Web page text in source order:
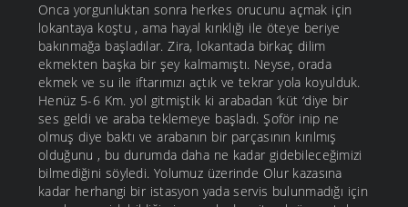
Onca yorgunluktan sonra herkes orucunu açmak için
lokantaya koştu , ama hayal kırıklığı ile öteye beriye
bakınmağa başladılar. Zira, lokantada birkaç dilim
ekmekten başka bir şey kalmamıştı. Neyse, orada
ekmek ve su ile iftarımızı açtık ve tekrar yola koyulduk.
Henüz 5-6 Km. yol gitmiştik ki arabadan ‘küt ‘diye bir
ses geldi ve araba teklemeye başladı. Şoför inip ne
olmuş diye baktı ve arabanın bir parçasının kırılmış
olduğunu , bu durumda daha ne kadar gidebileceğimizi
bilmediğini söyledi. Yolumuz üzerinde Olur kazasına
kadar herhangi bir istasyon yada servis bulunmadığı için